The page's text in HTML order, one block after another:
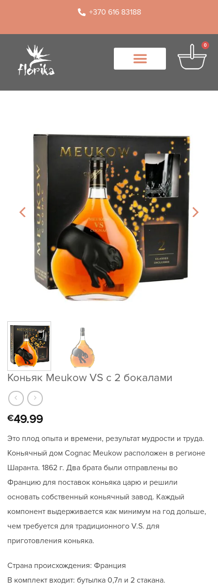
+370 616 83188
0
Коньяк Meukow VS с 2 бокалами
€49.99
Это плод опыта и времени, результат мудрости и труда.
Коньячный дом Cognac Meukow расположен в регионе
Шаранта. 1862 г. Два брата были отправлены во
Францию ​​для поставок коньяка царю и решили
основать собственный коньячный завод. Каждый
компонент выдерживается как минимум на год дольше,
чем требуется для традиционного V.S. для
приготовления коньяка.
Страна происхождения: Франция
В комплект входит: бутылка 0,7л и 2 стакана.